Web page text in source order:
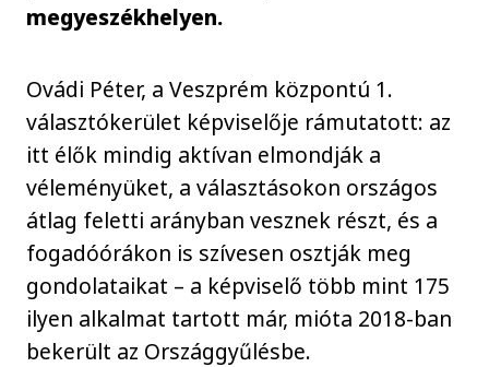
megyeszékhelyen.
Ovádi Péter, a Veszprém központú 1.
választókerület képviselője rámutatott: az
itt élők mindig aktívan elmondják a
véleményüket, a választásokon országos
átlag feletti arányban vesznek részt, és a
fogadóórákon is szívesen osztják meg
gondolataikat – a képviselő több mint 175
ilyen alkalmat tartott már, mióta 2018-ban
bekerült az Országgyűlésbe.